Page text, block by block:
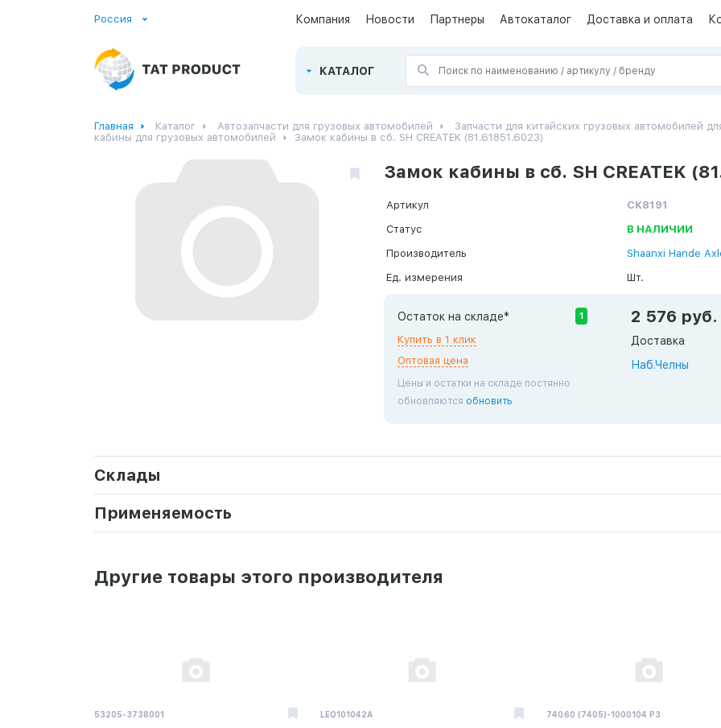
Россия Компания Новости Партнеры Автокаталог Доставка и оплата
КАТАЛОГ
Главная Каталог Автозапчасти для грузовых автомобилей
Запчасти для китайских грузовых автомобилей
кабины для грузовых автомобилей
Замок кабины в сб. SH CREATEK (81.61851.6023)
Замок кабины в сб. SH CREATEK
Артикул
CK8191
Статус
В НАЛИЧИИ
Производитель
Shaanxi Hande
Ед. измерения
Шт.
Остаток на складе* 1
Купить в 1 клик
Оптовая цена
Цены и остатки на складе постянно
обновляются обновить
2 576 руб.
Доставка
Наб.Челны
Склады
Применяемость
Другие товары этого производителя
53205-3738001 LEO101042A 740.60 (7405)-1000104 Р3